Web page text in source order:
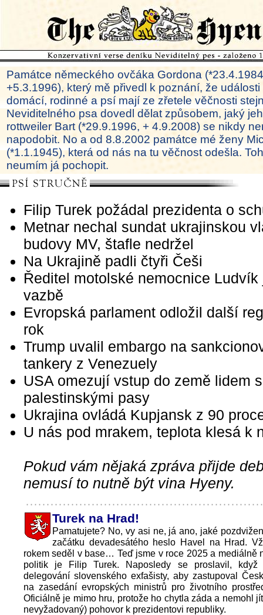
Památce německého ovčáka Gordona
+5.3.1996), který mě přivedl k poznání, že
domácí, rodinné a psí mají ze zřetele věčnosti
Neviditelného psa dovedl dělat způsobem, jaký
rottweiler Bart (*29.9.1996, + 4.9.2008) se nikdy
napodobit. No a od 8.8.2002 památce mé ženy
(*1.1.1945), která od nás na tu věčnost odešla.
neumím já pochopit.
Filip Turek požádal prezidenta o
Metnar nechal sundat ukrajinskou
budovy MV, štafle nedržel
Na Ukrajině padli čtyři Češi
Ředitel motolské nemocnice Ludvík
vazbě
Evropská parlament odložil další
rok
Trump uvalil embargo na
tankery z Venezuely
USA omezují vstup do země lidem s
palestinskými pasy
Ukrajina ovládá Kupjansk z 90
U nás pod mrakem, teplota klesá k
Pokud vám nějaká zpráva přijde
nemusí to nutně být vina Hyeny.
Turek na Hrad!
Pamatujete? No, vy asi ne, já ano, jaké
začátku devadesátého heslo Havel na Hrad.
rokem seděl v base… Teď jsme v roce 2025 a mediálně
politik je Filip Turek. Naposledy se proslavil, když
delegování slovenského exfašisty, aby zastupoval
na zasedání evropských ministrů pro životního
Oficiálně je mimo hru, protože ho chytla záda a nemohl
nevyžadovaný) pohovor k prezidentovi republiky.